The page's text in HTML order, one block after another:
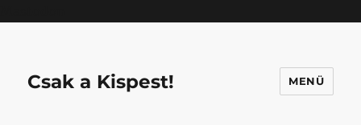
Csak a Kispest! MENÜ